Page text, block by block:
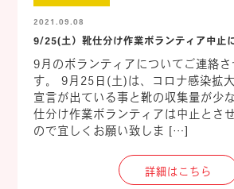
2021.09.08
9/25(土）靴仕分け作業ボランティア中止
9月のボランティアについてご連絡
す。 9月25日(土)は、コロナ感染拡
宣言が出ている事と靴の収集量が少
仕分け作業ボランティアは中止とさ
ので宜しくお願い致しま […]
詳細はこちら